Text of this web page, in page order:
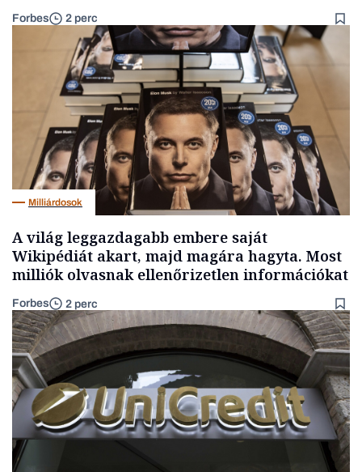
Forbes 2 perc
Milliárdosok
A világ leggazdagabb embere saját
Wikipédiát akart, majd magára hagyta. Most
milliók olvasnak ellenőrizetlen információkat
Forbes 2 perc